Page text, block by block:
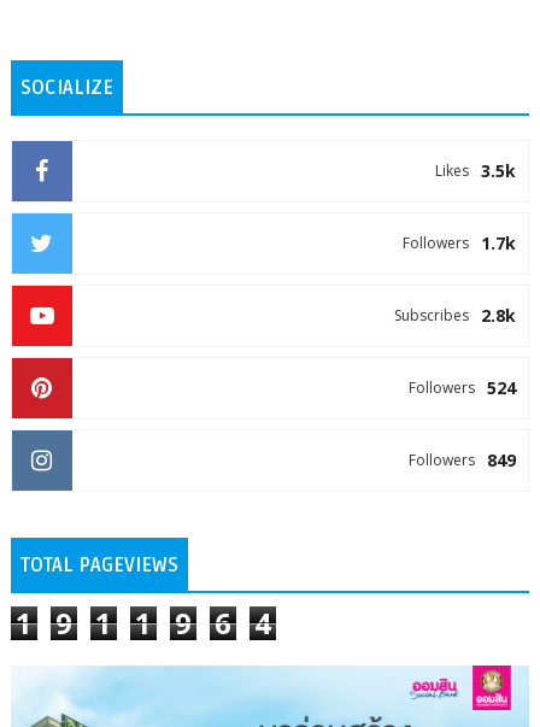
SOCIALIZE
3.5k
Likes
1.7k
Followers
2.8k
Subscribes
524
Followers
849
Followers
TOTAL PAGEVIEWS
1 9 1 1 9 6 4